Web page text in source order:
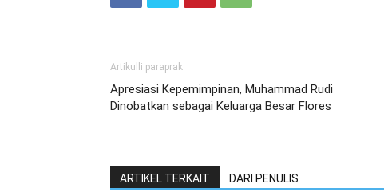
Artikulli paraprak
Apresiasi Kepemimpinan, Muhammad Rudi
Dinobatkan sebagai Keluarga Besar Flores
ARTIKEL TERKAIT DARI PENULIS